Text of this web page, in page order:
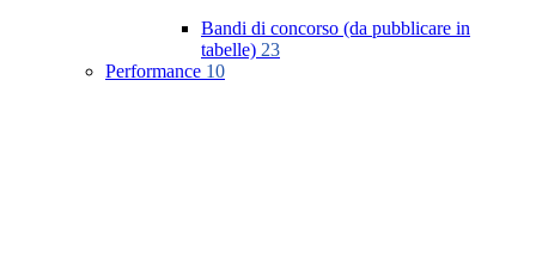
Bandi di concorso (da pubblicare in
tabelle) 23
Performance 10